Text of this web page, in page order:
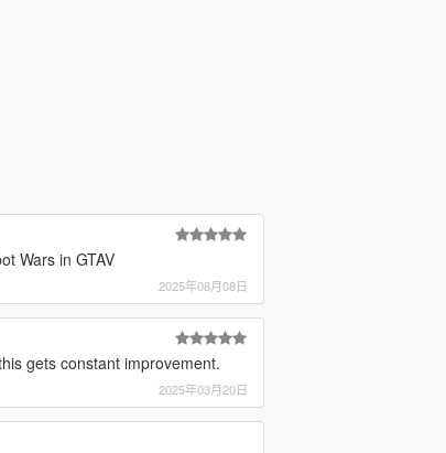
Wars in GTAV
2025年08月08日
gets constant improvement.
2025年03月20日